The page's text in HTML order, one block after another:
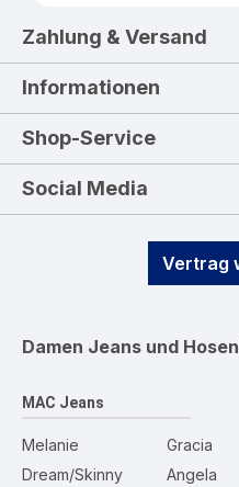
Zahlung & Versand
Informationen
Shop-Service
Social Media
Vertrag
Damen Jeans und Hosen
MAC Jeans
Melanie
Dream/Skinny
Gracia
Angela